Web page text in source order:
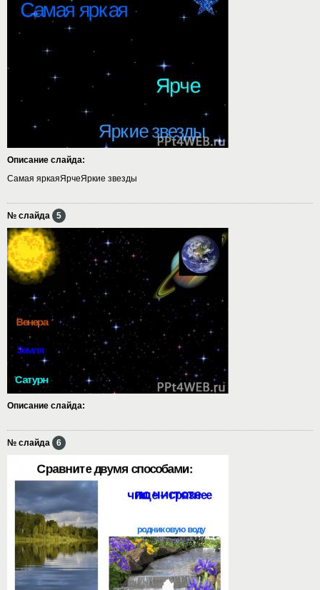
Описание слайда:
Самая яркаяЯрчеЯркие звезды
№ слайда 5
Описание слайда:
№ слайда 6